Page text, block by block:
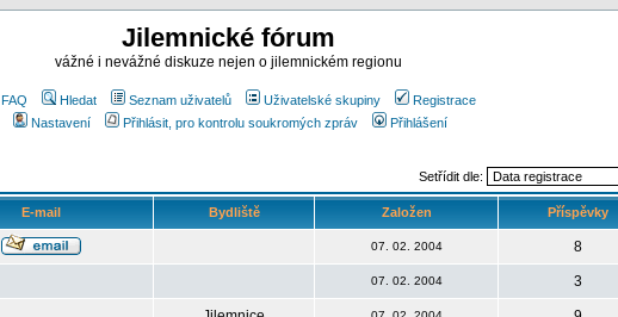
Jilemnické fórum
vážné i nevážné diskuze nejen o jilemnickém regionu
FAQ Hledat Seznam uživatelů Uživatelské skupiny
Registrace
Nastavení
Přihlásit, pro kontrolu soukromých zpráv Přihlášení
Setřídit dle:
E-mail Bydliště Založen Příspěvky
07. 02. 2004 8
07. 02. 2004 3